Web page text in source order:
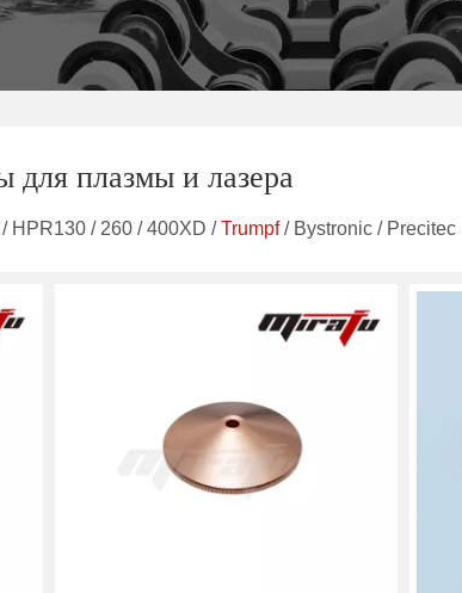
для плазмы и лазера
/ HPR130 / 260 / 400XD / Trumpf / Bystronic / Precitec